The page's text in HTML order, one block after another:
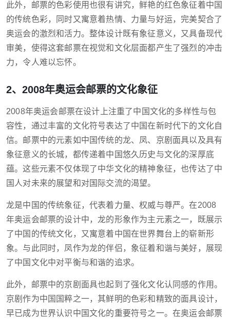
此外，邮票的色彩使用也很有讲究，鲜艳的红色象征着中国
的传统色彩，同时又寓意着热情、力量与好运，完美契合了
奥运会的激烈和活力。整体设计既有象征意义，又具备现代
审美，使得这套邮票在视觉和文化层面都产生了强烈的冲击
力，令人难以忘怀。
2、2008年奥运会邮票的文化象征
2008年奥运会邮票在设计上注重了中国文化的多样性与包
容性，通过丰富的文化符号表达了中国在新时代下的文化自
信。邮票中的元素如中国传统的龙、凤、京剧面具以及具有
象征意义的长城，都传递着中国悠久历史与文化的深厚底
蕴。这些元素不仅体现了中华文化的精神象征，也传达了中
国人对未来的展望和对国际交流的渴望。
龙是中国的传统象征，代表着力量、权威与尊严。在2008
年奥运会邮票的设计中，龙的形象作为主元素之一，既展示
了中国的传统文化，又寓意着中国在世界舞台上的崭新形
象。与此同时，凤作为龙的伴侣，象征着和谐与美好，展现
了中国文化中对平衡与和谐的追求。
此外，邮票中的京剧面具也起到了强化文化认同感的作用。
京剧作为中国国粹之一，其鲜明的色彩和精致的面具设计，
早已成为世界认识中国文化的重要符号之一。在奥运会邮票